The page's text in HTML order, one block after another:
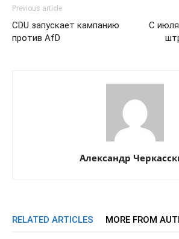
Previous article
CDU запускает кампанию
против AfD
С
Александр
RELATED ARTICLES MORE FROM